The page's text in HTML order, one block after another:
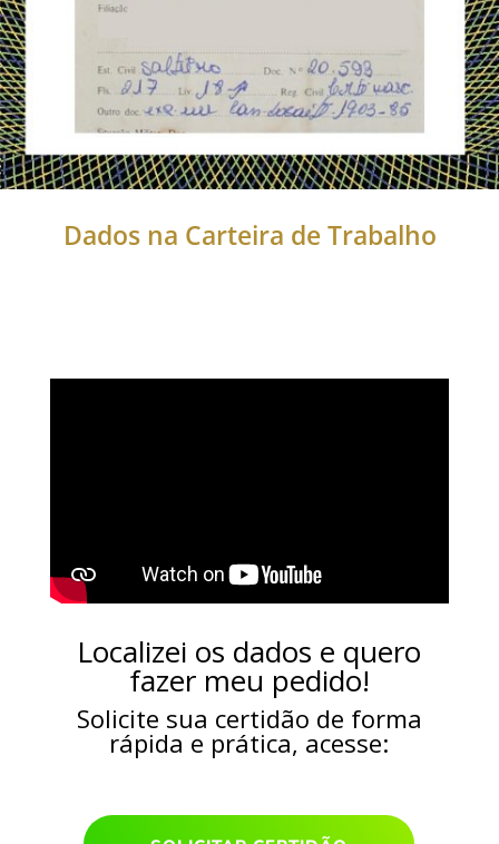
Dados na Carteira de Trabalho
Localizei os dados e quero
fazer meu pedido!
Solicite sua certidão de forma
rápida e prática, acesse: